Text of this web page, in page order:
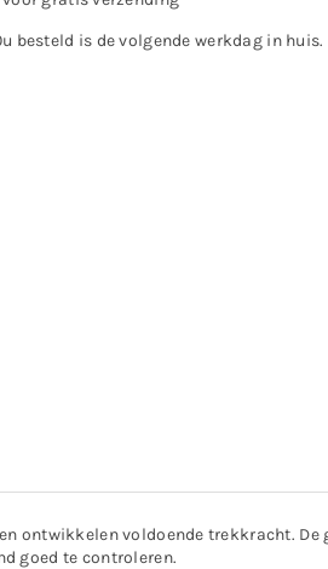
besteld is de volgende werkdag in huis.
ontwikkelen voldoende trekkracht.
goed te controleren.